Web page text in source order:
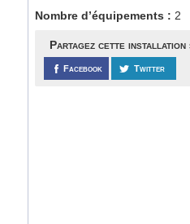
Nombre d’équipements : 2
Partagez cette installation
Facebook Twitter